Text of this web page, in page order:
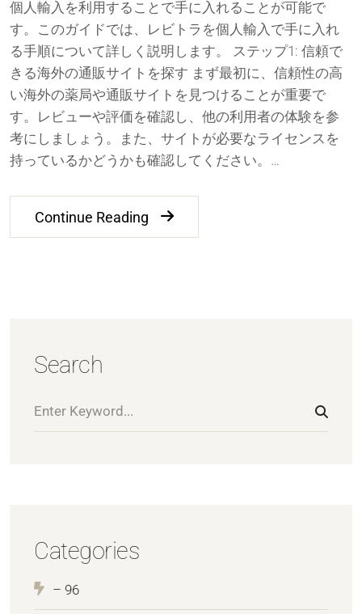
個人輸入を利用することで手に入れることが可能で
す。このガイドでは、レビトラを個人輸入で手に入れ
る手順について詳しく説明します。 ステップ1: 信頼で
きる海外の通販サイトを探す まず最初に、信頼性の高
い海外の薬局や通販サイトを見つけることが重要で
す。レビューや評価を確認し、他の利用者の体験を参
考にしましょう。また、サイトが必要なライセンスを
持っているかどうかも確認してください。…
Continue Reading
Search
Categories
– 96